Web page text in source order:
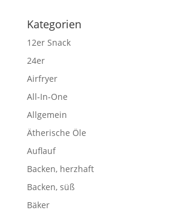
Kategorien
12er Snack
24er
Airfryer
All-In-One
Allgemein
Ätherische Öle
Auflauf
Backen, herzhaft
Backen, süß
Bäker